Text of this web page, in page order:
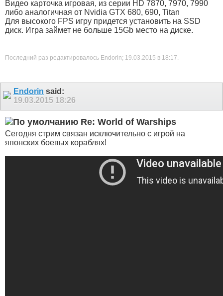
Видео карточка игровая, из серии HD 7870, 7970, 7990
либо аналогичная от Nvidia GTX 680, 690, Titan
Для высокого FPS игру придется установить на SSD
диск. Игра займет не больше 15Gb место на диске.
Последний раз редактировалось Endorin; 19.03.2015 в 18:17.
Endorin said:
19.03.2015 18:26
Re: World of Warships
Сегодня стрим связан исключительно с игрой на
японских боевых кораблях!